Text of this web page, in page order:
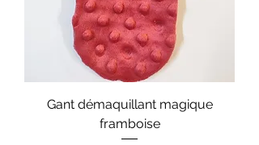
Gant démaquillant magique
framboise